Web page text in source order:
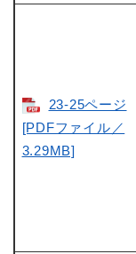
23-25ページ
[PDFファイル／
3.29MB]